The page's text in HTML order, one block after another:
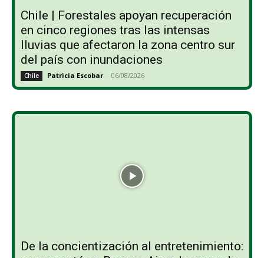
Chile | Forestales apoyan recuperación
en cinco regiones tras las intensas
lluvias que afectaron la zona centro sur
del país con inundaciones
Chile Patricia Escobar - 06/08/2026
De la concientización al entretenimiento: